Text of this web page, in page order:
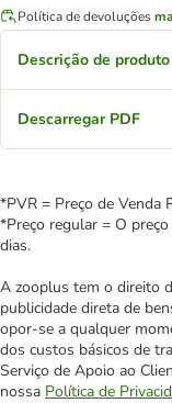
Política de devoluções
Descrição de produto
Descarregar PDF
*PVR = Preço de Venda
*Preço regular = O
dias.
A zooplus tem o direito
publicidade direta de
opor-se a qualquer
dos custos básicos de
Serviço de Apoio ao
nossa Política de